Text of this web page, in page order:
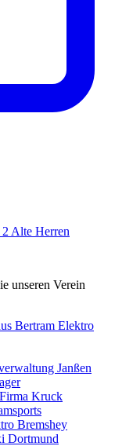
Alte Herren
unseren Verein
Elektro
Bremshey